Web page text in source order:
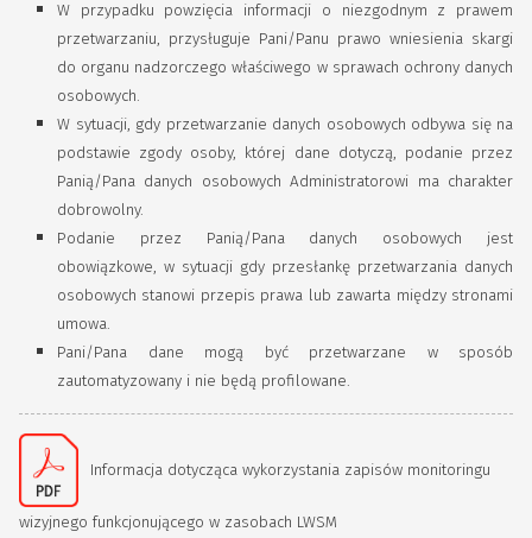
W przypadku powzięcia informacji o niezgodnym z prawem
przetwarzaniu, przysługuje Pani/Panu prawo wniesienia skargi
do organu nadzorczego właściwego w sprawach ochrony danych
osobowych.
W sytuacji, gdy przetwarzanie danych osobowych odbywa się na
podstawie zgody osoby, której dane dotyczą, podanie przez
Panią/Pana danych osobowych Administratorowi ma charakter
dobrowolny.
Podanie przez Panią/Pana danych osobowych jest
obowiązkowe, w sytuacji gdy przesłankę przetwarzania danych
osobowych stanowi przepis prawa lub zawarta między stronami
umowa.
Pani/Pana dane mogą być przetwarzane w sposób
zautomatyzowany i nie będą profilowane.
Informacja dotycząca wykorzystania zapisów monitoringu
wizyjnego funkcjonującego w zasobach LWSM